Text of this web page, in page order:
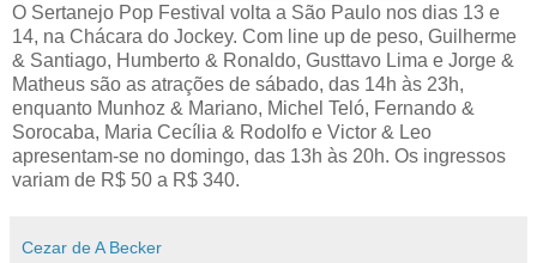
O Sertanejo Pop Festival volta a São Paulo nos dias 13 e
14, na Chácara do Jockey. Com line up de peso, Guilherme
& Santiago, Humberto & Ronaldo, Gusttavo Lima e Jorge &
Matheus são as atrações de sábado, das 14h às 23h,
enquanto Munhoz & Mariano, Michel Teló, Fernando &
Sorocaba, Maria Cecília & Rodolfo e Victor & Leo
apresentam-se no domingo, das 13h às 20h. Os ingressos
variam de R$ 50 a R$ 340.
Cezar de A Becker